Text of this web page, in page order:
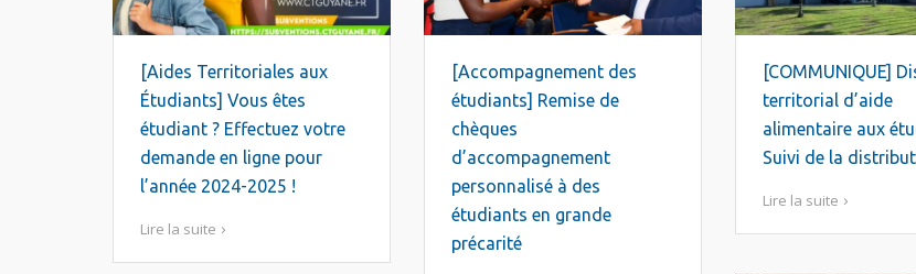
[Aides Territoriales aux
Étudiants] Vous êtes
étudiant ? Effectuez votre
demande en ligne pour
l’année 2024-2025 !
Lire la suite
[Accompagnement des
étudiants] Remise de
chèques
d’accompagnement
personnalisé à des
étudiants en grande
précarité
[COMMUNIQUE]
territorial d’aide
alimentaire aux
Suivi de la
Lire la suite